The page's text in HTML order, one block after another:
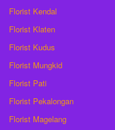
Florist Kendal
Florist Klaten
Florist Kudus
Florist Mungkid
Florist Pati
Florist Pekalongan
Florist Magelang